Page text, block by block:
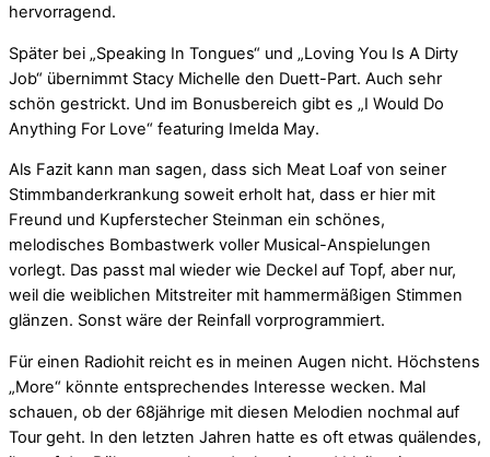
hervorragend.
Später bei „Speaking In Tongues“ und „Loving You Is A Dirty
Job“ übernimmt Stacy Michelle den Duett-Part. Auch sehr
schön gestrickt. Und im Bonusbereich gibt es „I Would Do
Anything For Love“ featuring Imelda May.
Als Fazit kann man sagen, dass sich Meat Loaf von seiner
Stimmbanderkrankung soweit erholt hat, dass er hier mit
Freund und Kupferstecher Steinman ein schönes,
melodisches Bombastwerk voller Musical-Anspielungen
vorlegt. Das passt mal wieder wie Deckel auf Topf, aber nur,
weil die weiblichen Mitstreiter mit hammermäßigen Stimmen
glänzen. Sonst wäre der Reinfall vorprogrammiert.
Für einen Radiohit reicht es in meinen Augen nicht. Höchstens
„More“ könnte entsprechendes Interesse wecken. Mal
schauen, ob der 68jährige mit diesen Melodien nochmal auf
Tour geht. In den letzten Jahren hatte es oft etwas quälendes,